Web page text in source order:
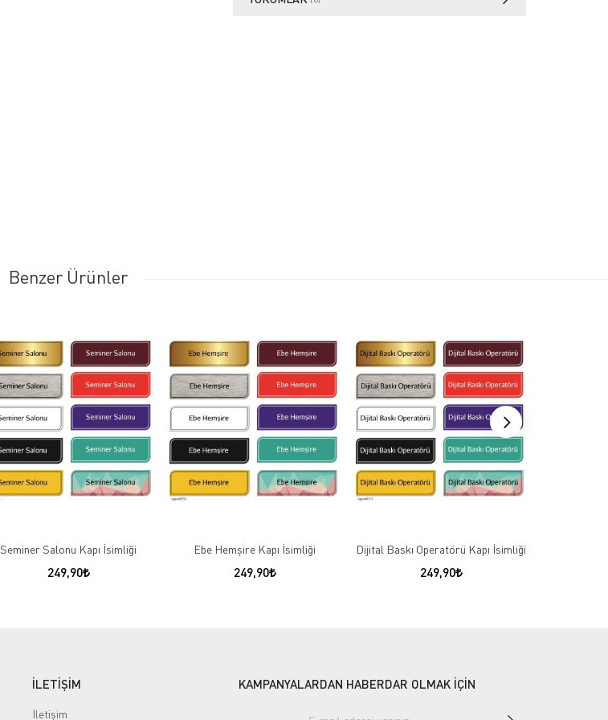
Benzer Ürünler
Seminer Salonu Kapı İsimliği
249,90
Ebe Hemşire Kapı İsimliği
249,90
Dijital Baskı Operatörü Kapı İsimliği
249,90
İLETİŞİM
İletişim
KAMPANYALARDAN HABERDAR OLMAK İÇİN